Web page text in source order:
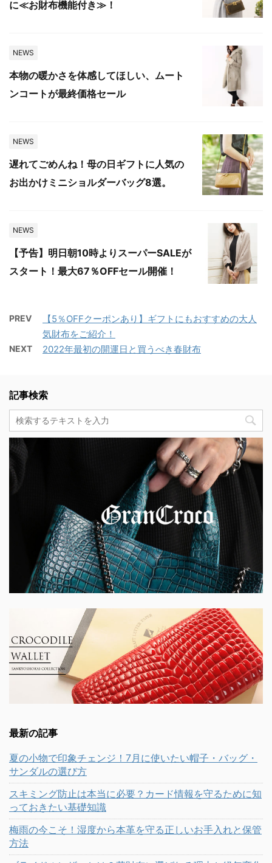
に≪お財布機能付き≫！
NEWS
本物の暖かさを体感してほしい、ムート
ンコートが最終価格セール
NEWS
遅れてごめんね！母の日ギフトに人気の
お出かけミニショルダーバッグ8選。
NEWS
【予告】明日朝10時よりスーパーSALEが
スタート！最大67％OFFセール開催！
PREV
【5％OFFクーポンあり】ギフトにもおすすめの大人
気財布をご紹介！
NEXT 2022年最初の開運日と買うべき春財布
記事検索
最新の記事
夏の小物で印象チェンジ！7月に使いたい帽子・バッグ・
サンダルの選び方
スキミング防止は本当に必要？カード情報を守るために知
っておきたい基礎知識
梅雨の今こそ！湿度から本革を守る正しいお手入れと保管
方法